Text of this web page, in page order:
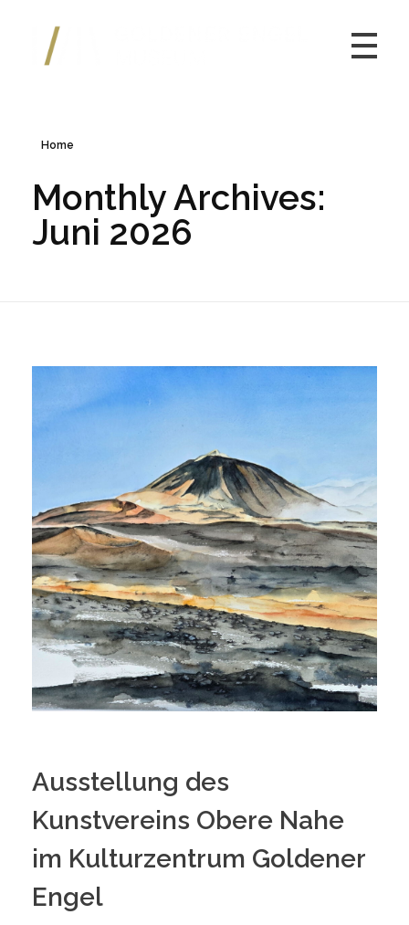
Home
Monthly Archives:
Juni 2026
Ausstellung des
Kunstvereins Obere Nahe
im Kulturzentrum Goldener
Engel